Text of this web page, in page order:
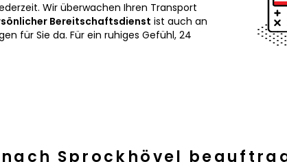
Wir überwachen Ihren Transport
Bereitschaftsdienst ist auch an
für Sie da. Für ein ruhiges Gefühl, 24
Sprockhövel